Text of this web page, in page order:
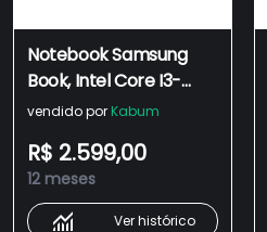
Notebook Samsung
Book, Intel Core I3-
1115G4, 4GB RAM, SSD
Windows 11 Home,
Cinza Chumbo -
NP550XDA-KV3BR
vendido por Kabum
R$ 2.599,00
12 meses
Ver histórico